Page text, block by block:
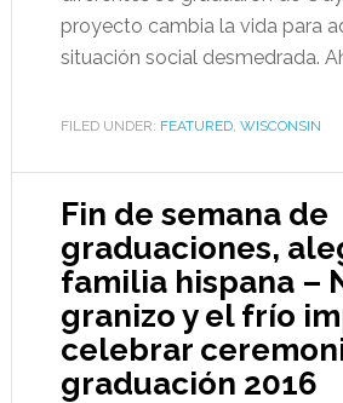
proyecto cambia la vida para
situación social desmedrada.
FILED UNDER: FEATURED, WISCONSIN
Fin de semana de
graduaciones,
familia hispana –
granizo y el frío
celebrar
graduación 2016